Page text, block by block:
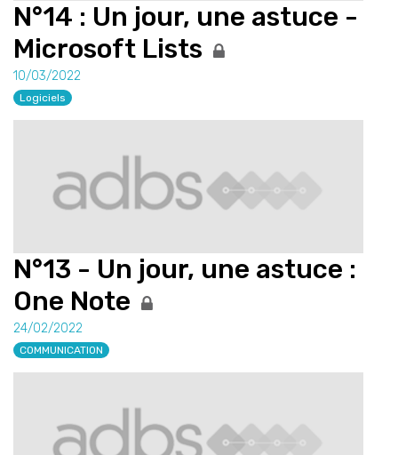
N°14 : Un jour, une astuce -
Microsoft Lists
10/03/2022
Logiciels
N°13 - Un jour, une astuce :
One Note
24/02/2022
COMMUNICATION